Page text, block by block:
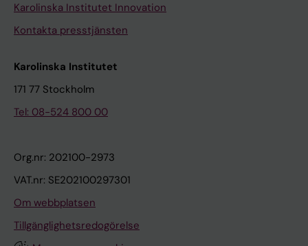
Karolinska Institutet Innovation
Kontakta presstjänsten
Karolinska Institutet
171 77 Stockholm
Tel: 08-524 800 00
Org.nr: 202100-2973
VAT.nr: SE202100297301
Om webbplatsen
Tillgänglighetsredogörelse